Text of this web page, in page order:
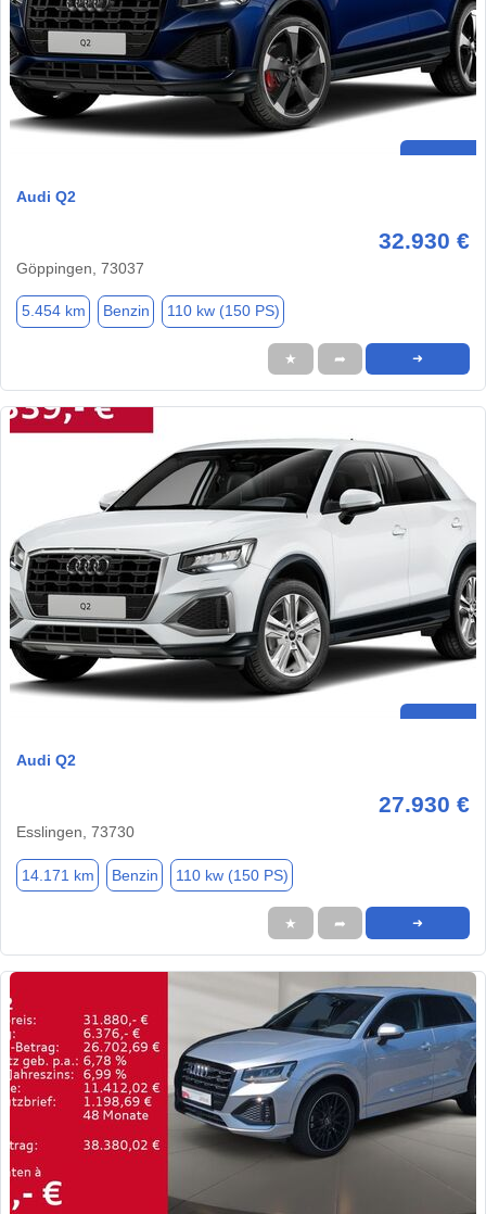
Audi Q2
32.930 €
Göppingen, 73037
5.454 km Benzin 110 kw (150 PS)
★ ➦ ➜
Audi Q2
27.930 €
Esslingen, 73730
14.171 km Benzin 110 kw (150 PS)
★ ➦ ➜